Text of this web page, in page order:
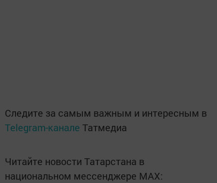
Следите за самым важным и интересным в
Telegram-канале Татмедиа
Читайте новости Татарстана в
национальном мессенджере MАХ: